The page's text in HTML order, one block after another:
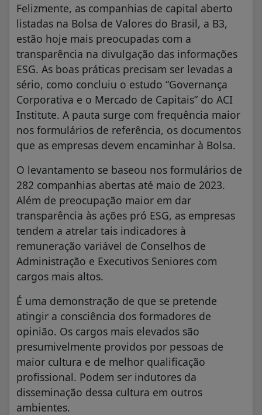
Felizmente, as companhias de capital aberto
listadas na Bolsa de Valores do Brasil, a B3,
estão hoje mais preocupadas com a
transparência na divulgação das informações
ESG. As boas práticas precisam ser levadas a
sério, como concluiu o estudo “Governança
Corporativa e o Mercado de Capitais” do ACI
Institute. A pauta surge com frequência maior
nos formulários de referência, os documentos
que as empresas devem encaminhar à Bolsa.
O levantamento se baseou nos formulários de
282 companhias abertas até maio de 2023.
Além de preocupação maior em dar
transparência às ações pró ESG, as empresas
tendem a atrelar tais indicadores à
remuneração variável de Conselhos de
Administração e Executivos Seniores com
cargos mais altos.
É uma demonstração de que se pretende
atingir a consciência dos formadores de
opinião. Os cargos mais elevados são
presumivelmente providos por pessoas de
maior cultura e de melhor qualificação
profissional. Podem ser indutores da
disseminação dessa cultura em outros
ambientes.